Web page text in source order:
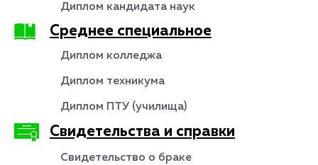
Диплом кандидата наук
Среднее специальное
Диплом колледжа
Диплом техникума
Диплом ПТУ (училища)
Свидетельства и справки
Свидетельство о браке